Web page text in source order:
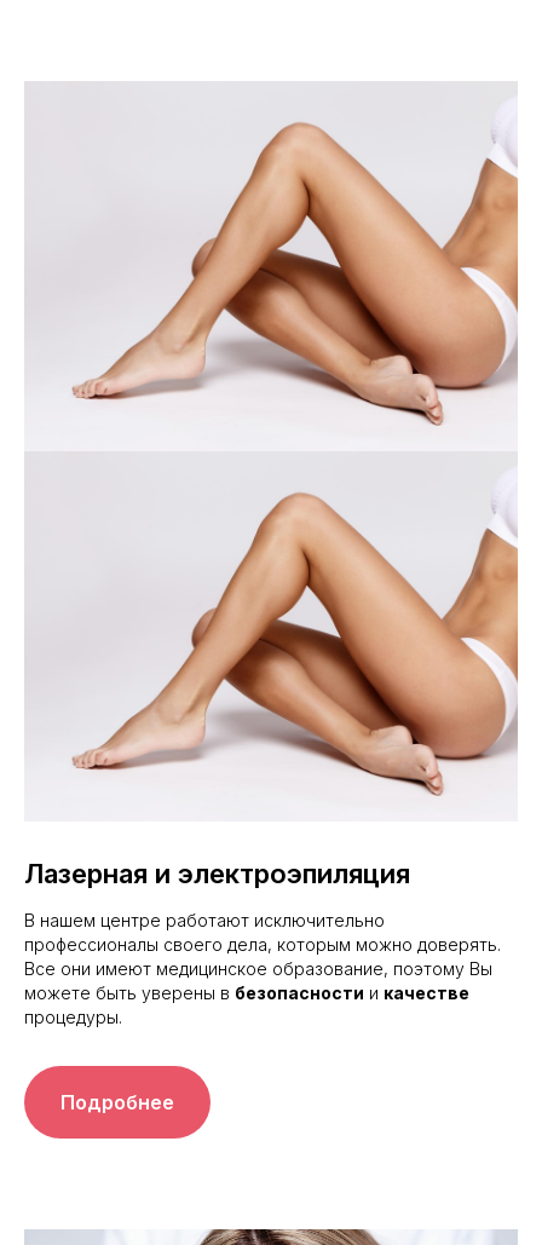
Лазерная и электроэпиляция
В нашем центре работают исключительно
профессионалы своего дела, которым можно доверять.
Все они имеют медицинское образование, поэтому Вы
можете быть уверены в безопасности и качестве
процедуры.
Подробнее